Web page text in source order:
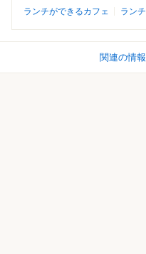
ランチができるカフェ
ラン
関連の情